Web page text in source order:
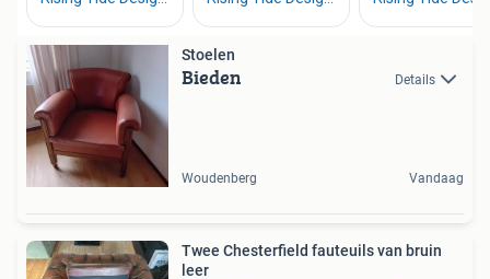
Stoelen
Bieden Details
Woudenberg Vandaag
Twee Chesterfield fauteuils van bruin
leer